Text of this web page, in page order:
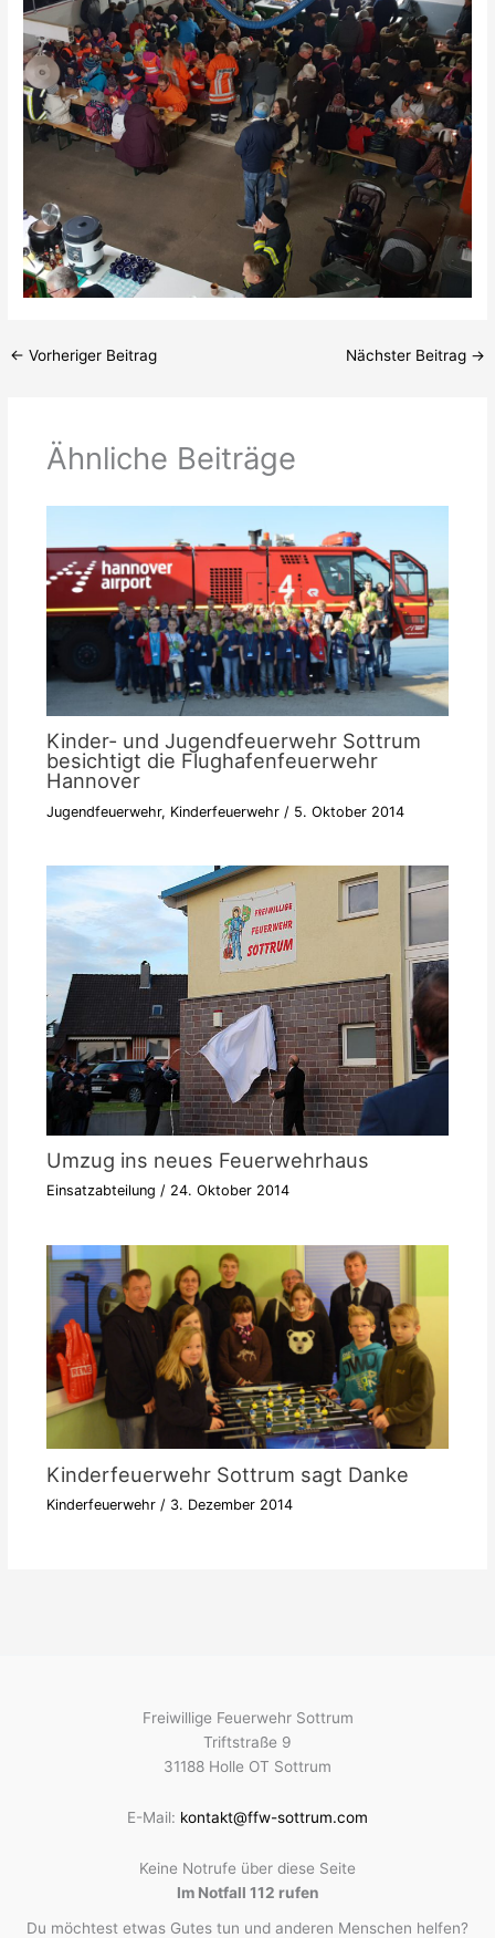
← Vorheriger Beitrag Nächster Beitrag →
Ähnliche Beiträge
Kinder- und Jugendfeuerwehr Sottrum
besichtigt die Flughafenfeuerwehr
Hannover
Jugendfeuerwehr, Kinderfeuerwehr/ 5. Oktober 2014
Umzug ins neues Feuerwehrhaus
Einsatzabteilung / 24. Oktober 2014
Kinderfeuerwehr Sottrum sagt Danke
Kinderfeuerwehr/ 3. Dezember 2014
Freiwillige Feuerwehr Sottrum
Triftstraße 9
31188 Holle OT Sottrum
E-Mail: kontakt@ffw-sottrum.com
Keine Notrufe über diese Seite
Im Notfall 112 rufen
Du möchtest etwas Gutes tun und anderen Menschen helfen?